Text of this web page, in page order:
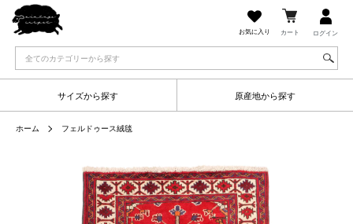
お気に入り カート ログイン
サイズから探す 原産地から探す
ホーム フェルドゥース絨毯